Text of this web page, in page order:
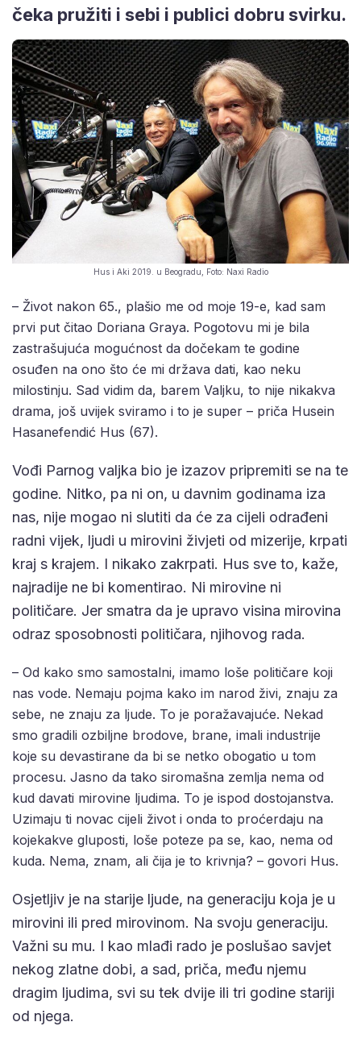
čeka pružiti i sebi i publici dobru svirku.
Hus i Aki 2019. u Beogradu, Foto: Naxi Radio
– Život nakon 65., plašio me od moje 19-e, kad sam
prvi put čitao Doriana Graya. Pogotovu mi je bila
zastrašujuća mogućnost da dočekam te godine
osuđen na ono što će mi država dati, kao neku
milostinju. Sad vidim da, barem Valjku, to nije nikakva
drama, još uvijek sviramo i to je super – priča Husein
Hasanefendić Hus (67).
Vođi Parnog valjka bio je izazov pripremiti se na te
godine. Nitko, pa ni on, u davnim godinama iza
nas, nije mogao ni slutiti da će za cijeli odrađeni
radni vijek, ljudi u mirovini živjeti od mizerije, krpati
kraj s krajem. I nikako zakrpati. Hus sve to, kaže,
najradije ne bi komentirao. Ni mirovine ni
političare. Jer smatra da je upravo visina mirovina
odraz sposobnosti političara, njihovog rada.
– Od kako smo samostalni, imamo loše političare koji
nas vode. Nemaju pojma kako im narod živi, znaju za
sebe, ne znaju za ljude. To je poražavajuće. Nekad
smo gradili ozbiljne brodove, brane, imali industrije
koje su devastirane da bi se netko obogatio u tom
procesu. Jasno da tako siromašna zemlja nema od
kud davati mirovine ljudima. To je ispod dostojanstva.
Uzimaju ti novac cijeli život i onda to proćerdaju na
kojekakve gluposti, loše poteze pa se, kao, nema od
kuda. Nema, znam, ali čija je to krivnja? – govori Hus.
Osjetljiv je na starije ljude, na generaciju koja je u
mirovini ili pred mirovinom. Na svoju generaciju.
Važni su mu. I kao mlađi rado je poslušao savjet
nekog zlatne dobi, a sad, priča, među njemu
dragim ljudima, svi su tek dvije ili tri godine stariji
od njega.